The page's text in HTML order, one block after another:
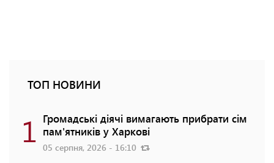
ТОП НОВИНИ
1 Громадські діячі вимагають прибрати сім
пам'ятників у Харкові
05 серпня, 2026 - 16:10